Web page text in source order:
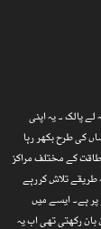
پالک ۔ یہ اپنی
کی طرح بکھر رہا
کے مختلف مراکز
طریقے تلاش کررہے
ہے۔ ایسے میں
رکھتی تھی اب یہ